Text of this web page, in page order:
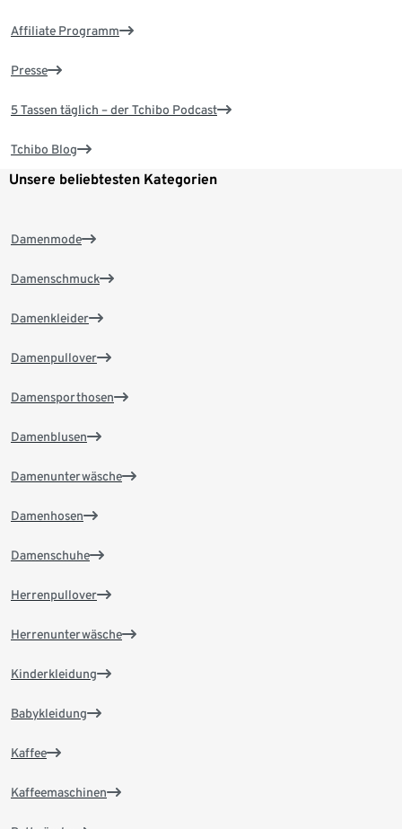
Affiliate Programm
Presse
5 Tassen täglich – der Tchibo Podcast
Tchibo Blog
Unsere beliebtesten Kategorien
Damenmode
Damenschmuck
Damenkleider
Damenpullover
Damensporthosen
Damenblusen
Damenunterwäsche
Damenhosen
Damenschuhe
Herrenpullover
Herrenunterwäsche
Kinderkleidung
Babykleidung
Kaffee
Kaffeemaschinen